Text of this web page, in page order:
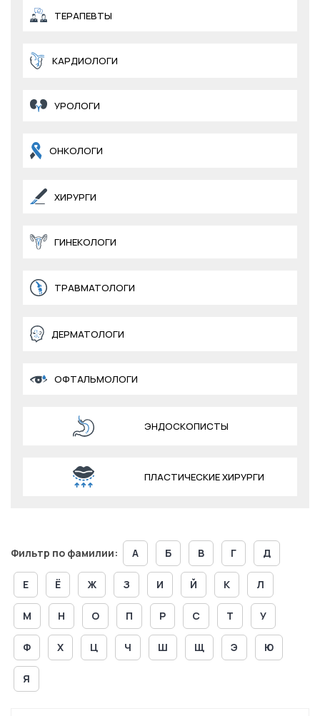
ТЕРАПЕВТЫ
КАРДИОЛОГИ
УРОЛОГИ
ОНКОЛОГИ
ХИРУРГИ
ГИНЕКОЛОГИ
ТРАВМАТОЛОГИ
ДЕРМАТОЛОГИ
ОФТАЛЬМОЛОГИ
ЭНДОСКОПИСТЫ
ПЛАСТИЧЕСКИЕ ХИРУРГИ
Фильтр по фамилии: А Б В Г Д
Е Ё Ж З И Й К Л
М Н О П Р С Т У
Ф Х Ц Ч Ш Щ Э Ю
Я